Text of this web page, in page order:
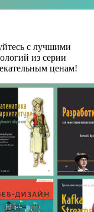
с лучшими
из серии
ценам!